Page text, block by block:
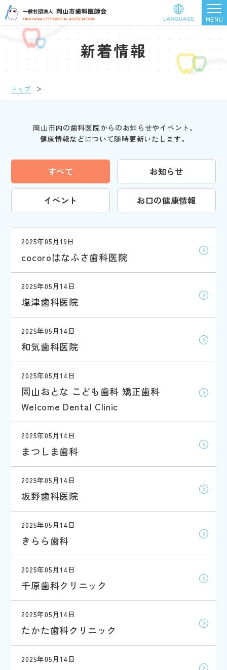
新着情報
トップ ＞
岡山市内の歯科医院からのお知らせやイベント、
健康情報などについて随時更新いたします。
すべて お知らせ
イベント お口の健康情報
2025年05月19日
cocoroはなふさ歯科医院
2025年05月14日
塩津歯科医院
2025年05月14日
和気歯科医院
2025年05月14日
岡山おとな こども歯科 矯正歯科
Welcome Dental Clinic
2025年05月14日
まつしま歯科
2025年05月14日
坂野歯科医院
2025年05月14日
きらら歯科
2025年05月14日
千原歯科クリニック
2025年05月14日
たかた歯科クリニック
2025年05月14日